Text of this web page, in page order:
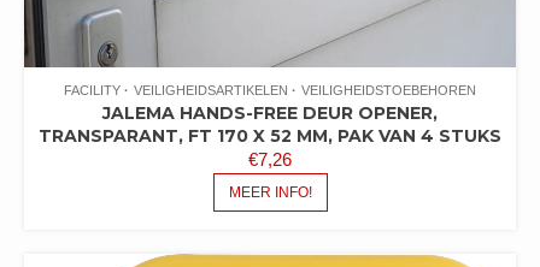
FACILITY VEILIGHEIDSARTIKELEN VEILIGHEIDSTOEBEHOREN
JALEMA HANDS-FREE DEUR OPENER,
TRANSPARANT, FT 170 X 52 MM, PAK VAN 4 STUKS
€7,26
MEER INFO!